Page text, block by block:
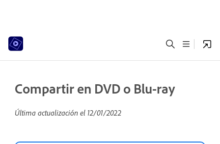
Compartir en DVD o Blu-ray
Última actualización el 12/01/2022